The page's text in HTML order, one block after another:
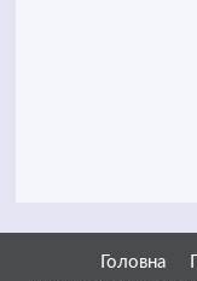
Головна